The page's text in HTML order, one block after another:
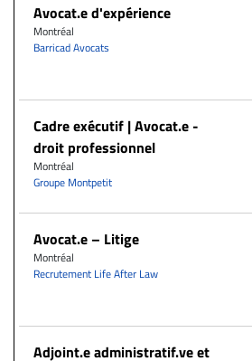
Avocat.e d'expérience
Montréal
Barricad Avocats
Cadre exécutif | Avocat.e -
droit professionnel
Montréal
Groupe Montpetit
Avocat.e – Litige
Montréal
Recrutement Life After Law
Adjoint.e administratif.ve et